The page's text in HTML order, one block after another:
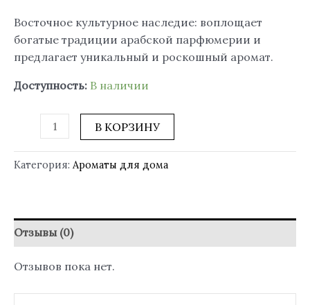
Восточное культурное наследие: воплощает
богатые традиции арабской парфюмерии и
предлагает уникальный и роскошный аромат.
Доступность: В наличии
В КОРЗИНУ
Категория: Ароматы для дома
Отзывы (0)
Отзывов пока нет.